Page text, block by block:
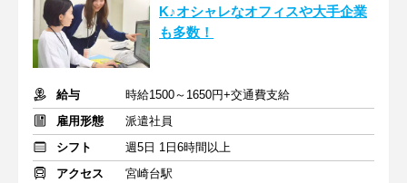
K♪オシャレなオフィスや大手企業
も多数！
給与
時給1500～1650円+交通費支給
雇用形態
派遣社員
シフト
週5日 1日6時間以上
アクセス
宮崎台駅